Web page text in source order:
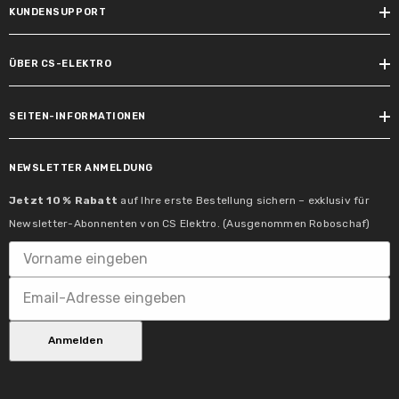
Lichteigenschaften
Farbtemperatur Bereich:
Farbkonsistenz:
SDCM 6
Farbwiedergabeindex:
> 80 Ra
Bemessungs-/Nutzlichtstrom:
KUNDENSUPPORT
ÜBER CS-ELEKTRO
SEITEN-INFORMATIONEN
NEWSLETTER ANMELDUNG
Jetzt 10 % Rabatt auf Ihre erste Bestellung sichern – exklusiv für
Newsletter-Abonnenten von CS Elektro. (Ausgenommen Roboschaf)
Anmelden